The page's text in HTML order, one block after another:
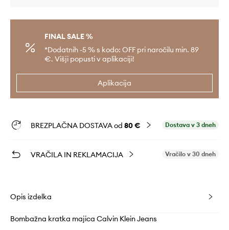
FINAL SALE %
*Dodatnih -5 % s kodo: OFF pri naročilu min. 89
€. Višji popusti v aplikaciji!
Aplikacija
BREZPLAČNA DOSTAVA od 80 € Dostava v 3 dneh
VRAČILA IN REKLAMACIJA Vračilo v 30 dneh
Opis izdelka
Bombažna kratka majica Calvin Klein Jeans